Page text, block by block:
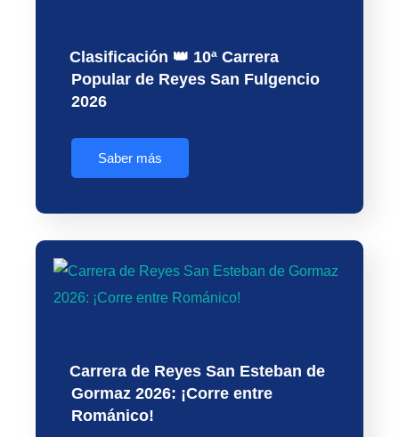
Clasificación 👑 10ª Carrera
Popular de Reyes San Fulgencio
2026
Saber más
Carrera de Reyes San Esteban de
Gormaz 2026: ¡Corre entre
Románico!